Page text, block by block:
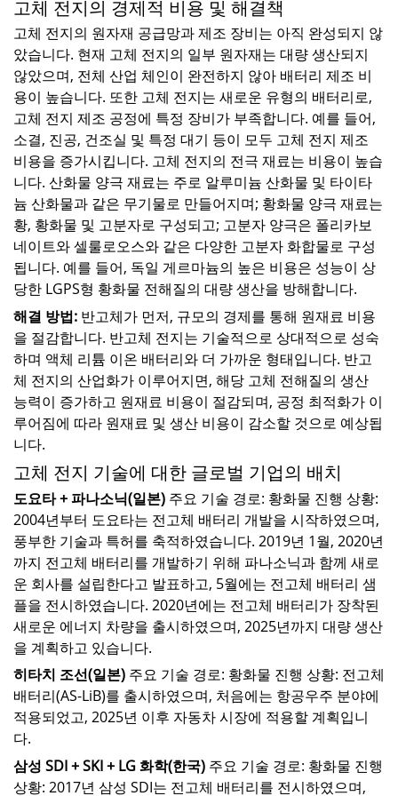
고체 전지의 경제적 비용 및 해결책
고체 전지의 원자재 공급망과 제조 장비는 아직 완성되지 않
았습니다. 현재 고체 전지의 일부 원자재는 대량 생산되지
않았으며, 전체 산업 체인이 완전하지 않아 배터리 제조 비
용이 높습니다. 또한 고체 전지는 새로운 유형의 배터리로,
고체 전지 제조 공정에 특정 장비가 부족합니다. 예를 들어,
소결, 진공, 건조실 및 특정 대기 등이 모두 고체 전지 제조
비용을 증가시킵니다. 고체 전지의 전극 재료는 비용이 높습
니다. 산화물 양극 재료는 주로 알루미늄 산화물 및 타이타
늄 산화물과 같은 무기물로 만들어지며; 황화물 양극 재료는
황, 황화물 및 고분자로 구성되고; 고분자 양극은 폴리카보
네이트와 셀룰로오스와 같은 다양한 고분자 화합물로 구성
됩니다. 예를 들어, 독일 게르마늄의 높은 비용은 성능이 상
당한 LGPS형 황화물 전해질의 대량 생산을 방해합니다.
해결 방법: 반고체가 먼저, 규모의 경제를 통해 원재료 비용
을 절감합니다. 반고체 전지는 기술적으로 상대적으로 성숙
하며 액체 리튬 이온 배터리와 더 가까운 형태입니다. 반고
체 전지의 산업화가 이루어지면, 해당 고체 전해질의 생산
능력이 증가하고 원재료 비용이 절감되며, 공정 최적화가 이
루어짐에 따라 원재료 및 생산 비용이 감소할 것으로 예상됩
니다.
고체 전지 기술에 대한 글로벌 기업의 배치
도요타 + 파나소닉(일본) 주요 기술 경로: 황화물 진행 상황:
2004년부터 도요타는 전고체 배터리 개발을 시작하였으며,
풍부한 기술과 특허를 축적하였습니다. 2019년 1월, 2020년
까지 전고체 배터리를 개발하기 위해 파나소닉과 함께 새로
운 회사를 설립한다고 발표하고, 5월에는 전고체 배터리 샘
플을 전시하였습니다. 2020년에는 전고체 배터리가 장착된
새로운 에너지 차량을 출시하였으며, 2025년까지 대량 생산
을 계획하고 있습니다.
히타치 조선(일본) 주요 기술 경로: 황화물 진행 상황: 전고체
배터리(AS-LiB)를 출시하였으며, 처음에는 항공우주 분야에
적용되었고, 2025년 이후 자동차 시장에 적용할 계획입니
다.
삼성 SDI + SKI + LG 화학(한국) 주요 기술 경로: 황화물 진행
상황: 2017년 삼성 SDI는 전고체 배터리를 전시하였으며,